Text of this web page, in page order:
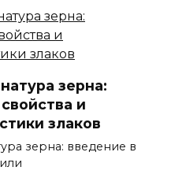
зерна:
и
злаков
зерна: введение в